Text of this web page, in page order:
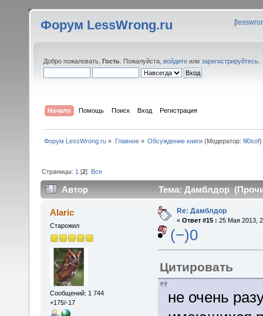
Форум LessWrong.ru [
Добро пожаловать, Гость . Пожалуйста, войдите или зарегистрируйтесь
Начало Помощь Поиск Вход Регистрация
Форум LessWrong.ru » Главное» Обсуждение книги(Модератор: fil0sof)
Страницы: 1 [2] Все
Автор Тема: Дамблдор
Alaric
Старожил
Сообщений: 1 744
+175/-17
Re: Дамблдор
« Ответ #15 : 25 Мая 2013,
(−)0
Цитировать
не очень